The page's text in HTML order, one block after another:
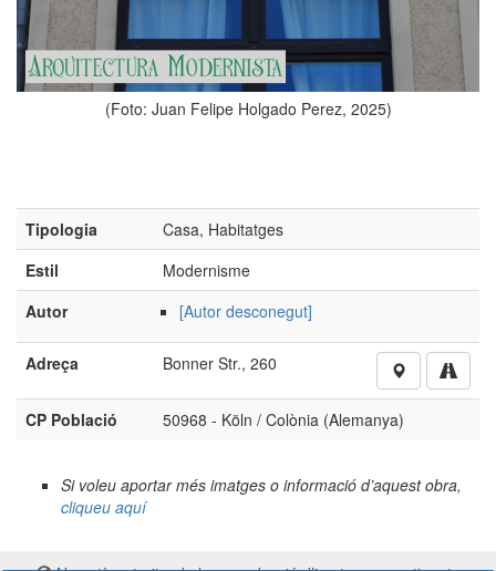
Tipologia
Casa, Habitatges
Estil
Modernisme
[Autor desconegut]
CP Població 50968 - Köln / Colònia (Alemanya)
Si voleu aportar més imatges o informació d’aquest obra,
cliqueu aquí
No està autoritzada la reproducció d’imatges o continguts
sense el consentiment exprés de l'autor